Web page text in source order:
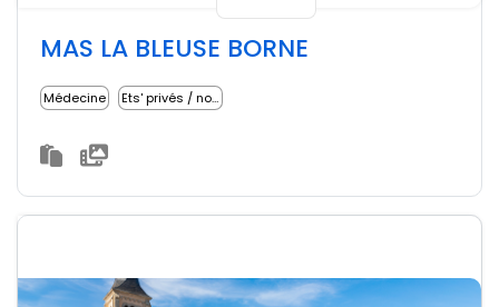
MAS LA BLEUSE BORNE
Médecine Ets' privés / non lucratifs